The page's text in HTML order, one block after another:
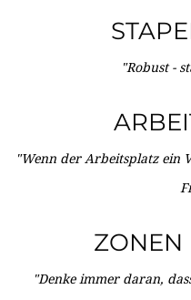
"Robust -
"Wenn der Arbeitsplatz ein
ZONEN
"Denke immer daran,